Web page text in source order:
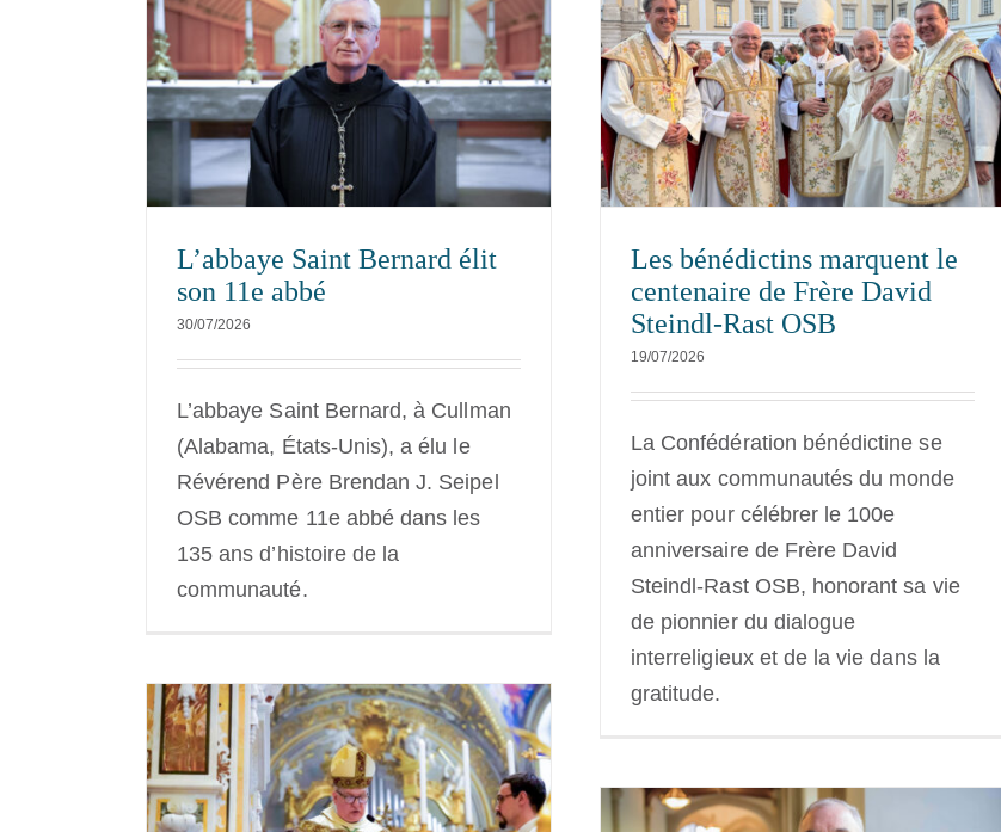
L’abbaye Saint Bernard élit
son 11e abbé
30/07/2026
L’abbaye Saint Bernard, à Cullman
(Alabama, États-Unis), a élu le
Révérend Père Brendan J. Seipel
OSB comme 11e abbé dans les
135 ans d’histoire de la
communauté.
Les bénédictins marquent le
centenaire de Frère David Steindl-
Rast OSB
NEXUS Nouvelles
Les bénédictins marquent le
centenaire de Frère David
Steindl-Rast OSB
19/07/2026
La Confédération bénédictine se
joint aux communautés du monde
entier pour célébrer le 100e
anniversaire de Frère David
Steindl-Rast OSB, honorant sa vie
de pionnier du dialogue
interreligieux et de la vie dans la
gratitude.
Nouvel abbé élu à l’abbaye de
Conception
NEXUS Nouvelles